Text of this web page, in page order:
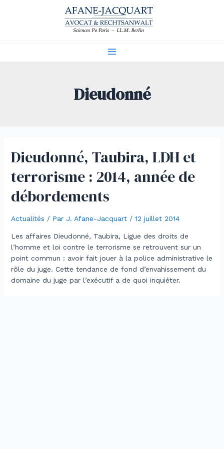
Dieudonné
Dieudonné, Taubira, LDH et
terrorisme : 2014, année de
débordements
Actualités / Par J. Afane-Jacquart / 12 juillet 2014
Les affaires Dieudonné, Taubira, Ligue des droits de
l’homme et loi contre le terrorisme se retrouvent sur un
point commun : avoir fait jouer à la police administrative le
rôle du juge. Cette tendance de fond d’envahissement du
domaine du juge par l’exécutif a de quoi inquiéter.